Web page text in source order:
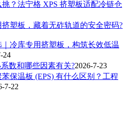
？法宁格 XPS 挤塑板适配冷链仓
塑板，藏着无砟轨道的安全密码?
冷库专用挤塑板，构筑长效低温
24
数和哪些因素有关?2026-7-23
保温板 (EPS) 有什么区别？工程
7-22